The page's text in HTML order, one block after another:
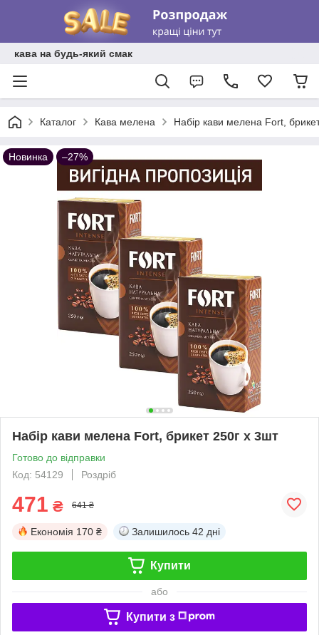
кава на будь-який смак
Каталог Кава мелена Набір кави мелена Fort,
Новинка –27%
Набір кави мелена Fort, брикет 250г х 3шт
Готово до відправки
Код: 54129
Роздріб
471 ₴ 641 ₴
Економія 170 ₴ Залишилось 42 дні
Купити
або
Купити з